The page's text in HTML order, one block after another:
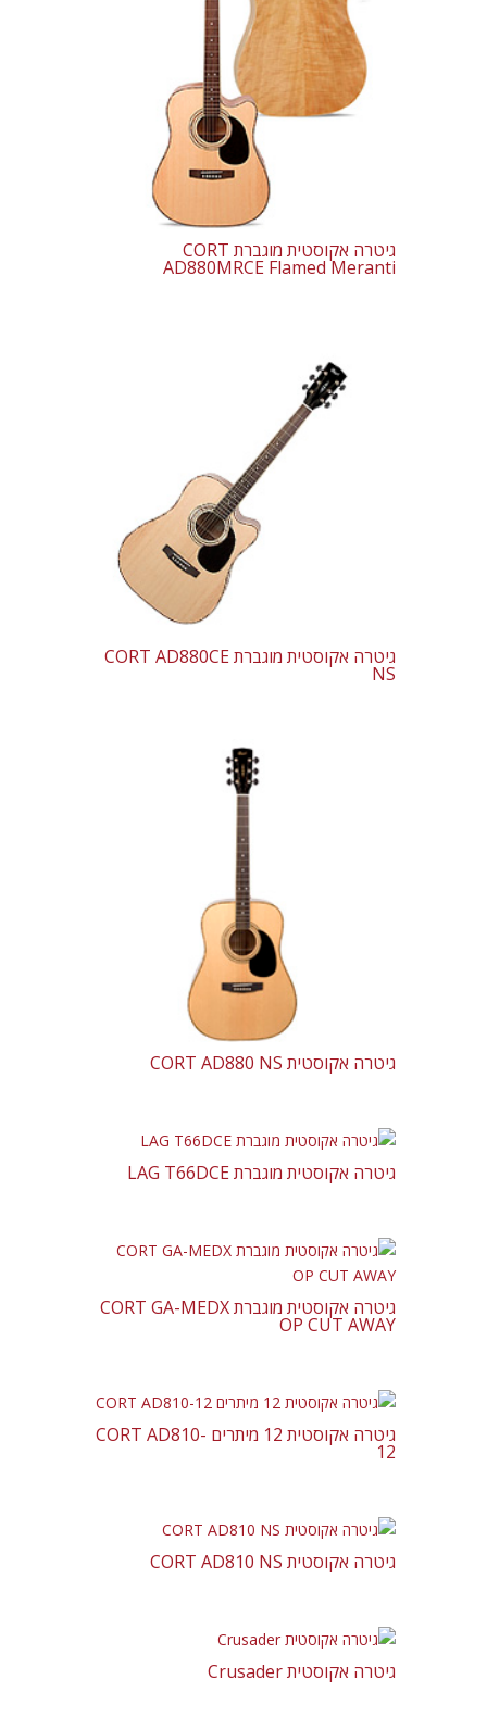
גיטרה אקוסטית מוגברת CORT
AD880MRCE Flamed Meranti
גיטרה אקוסטית מוגברת CORT AD880CE
NS
גיטרה אקוסטית CORT AD880 NS
גיטרה אקוסטית מוגברת LAG T66DCE
גיטרה אקוסטית מוגברת CORT GA-MEDX
OP CUT AWAY
גיטרה אקוסטית 12 מיתרים CORT AD810-
12
גיטרה אקוסטית CORT AD810 NS
גיטרה אקוסטית Crusader